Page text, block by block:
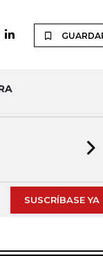
SUSCRÍBASE YA